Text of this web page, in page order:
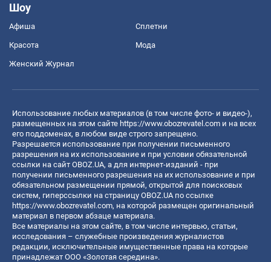
Шоу
Афиша Сплетни
Красота Мода
Женский Журнал
Использование любых материалов (в том числе фото- и видео-),
размещенных на этом сайте https://www.obozrevatel.com и на всех
его поддоменах, в любом виде строго запрещено.
Разрешается использование при получении письменного
разрешения на их использование и при условии обязательной
ссылки на сайт OBOZ.UA, а для интернет-изданий - при
получении письменного разрешения на их использование и при
обязательном размещении прямой, открытой для поисковых
систем, гиперссылки на страницу OBOZ.UA по ссылке
https://www.obozrevatel.com, на которой размещен оригинальный
материал в первом абзаце материала.
Все материалы на этом сайте, в том числе интервью, статьи,
исследования – служебные произведения журналистов
редакции, исключительные имущественные права на которые
принадлежат ООО «Золотая середина».